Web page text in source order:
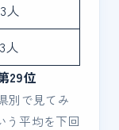
人
人
29位
別で見てみ
う平均を下回